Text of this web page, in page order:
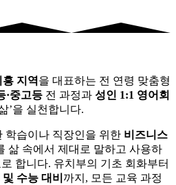
지역을 대표하는 전 연령 맞춤형
·중고등 전 과정과 성인 1:1 영어회
’을 실천합니다.
학습이나 직장인을 위한 비즈니스
삶 속에서 제대로 말하고 사용하
합니다. 유치부의 기초 회화부터
수능 대비 까지, 모든 교육 과정